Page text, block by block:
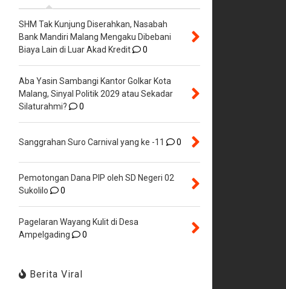
SHM Tak Kunjung Diserahkan, Nasabah
Bank Mandiri Malang Mengaku Dibebani
Biaya Lain di Luar Akad Kredit
0
Aba Yasin Sambangi Kantor Golkar Kota
Malang, Sinyal Politik 2029 atau Sekadar
Silaturahmi?
0
Sanggrahan Suro Carnival yang ke -11 0
Pemotongan Dana PIP oleh SD Negeri 02
Sukolilo
0
Pagelaran Wayang Kulit di Desa
Ampelgading
0
Berita Viral